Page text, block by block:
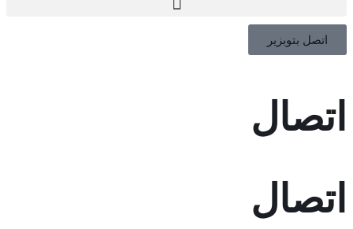
اتصل بتوبزير
اتصال
اتصال